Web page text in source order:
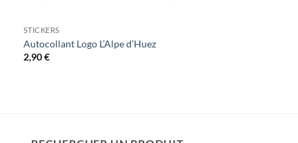
STICKERS
Autocollant Logo L’Alpe d’Huez
2,90€